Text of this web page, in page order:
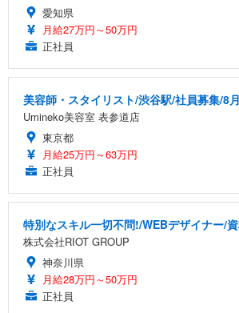
愛知県
月給27万円～50万円
正社員
美容師・スタイリスト/渋谷駅/社員募集/8
Umineko美容室 表参道店
東京都
月給25万円～63万円
正社員
特別なスキル一切不問!/WEBデザイナー/
株式会社RIOT GROUP
神奈川県
月給28万円～50万円
正社員